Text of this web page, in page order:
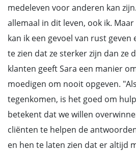
medeleven voor anderen kan
allemaal in dit leven, ook ik. Maar
kan ik een gevoel van rust
te zien dat ze sterker zijn dan ze
klanten geeft Sara een manier
moedigen om nooit opgeven.
tegenkomen, is het goed om
betekent dat we willen
cliënten te helpen de
en hen te laten zien dat er altijd